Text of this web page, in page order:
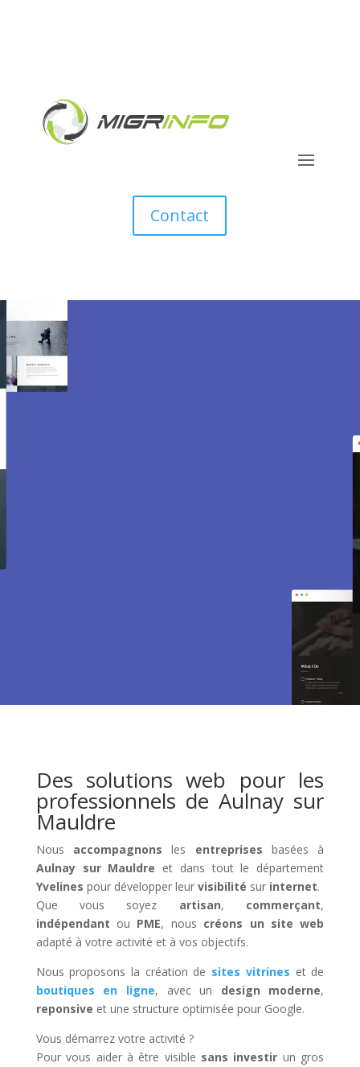
Contact
Création de site internet
Des solutions web pour les
professionnels de Aulnay sur
Mauldre
Nous accompagnons les entreprises basées à
Aulnay sur Mauldre et dans tout le département
Yvelines pour développer leur visibilité sur internet.
Que vous soyez artisan, commerçant,
indépendant ou PME, nous créons un site web
adapté à votre activité et à vos objectifs.
Nous proposons la création de sites vitrines et de
boutiques en ligne, avec un design moderne,
reponsive et une structure optimisée pour Google.
Vous démarrez votre activité ?
Pour vous aider à être visible sans investir un gros